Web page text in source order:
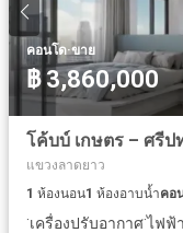
คอนโด·ขาย
฿ 3,860,000
โค้บบ์ เกษตร – ศรีป
แขวงลาดยาว
1 ห้องนอน1 ห้องอาบน้ำคอ
·เครื่องปรับอากาศ·ไฟฟ้า